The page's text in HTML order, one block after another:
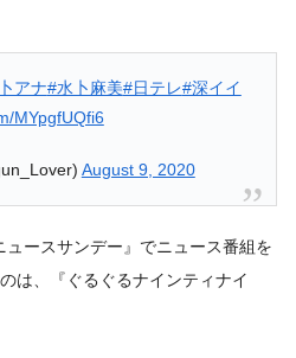
アナ#水卜麻美#日テレ#深イイ
MYpgfUQfi6
August 9, 2020
ースサンデー』でニュース番組を
は、『ぐるぐるナインティナイ